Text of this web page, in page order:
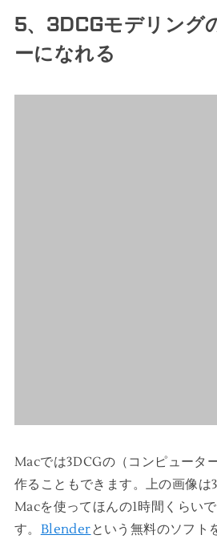
5、3DCGモデリング
ーになれる
Macでは3DCGの（コンピュータ
作ることもできます。上の画像は
Macを使ってほんの1時間くらい
す。 Blenderという無料のソフ